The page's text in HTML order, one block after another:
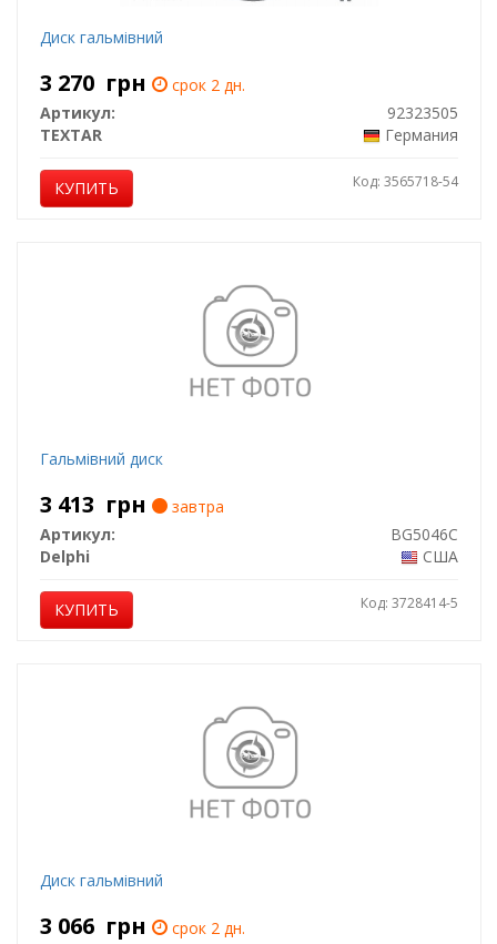
Диск гальмівний
3 270 грн
срок 2 дн.
Артикул:
92323505
TEXTAR
Германия
КУПИТЬ Код: 3565718-54
Гальмівний диск
3 413 грн
завтра
Артикул:
BG5046C
Delphi
США
КУПИТЬ Код: 3728414-5
Диск гальмівний
3 066 грн
срок 2 дн.